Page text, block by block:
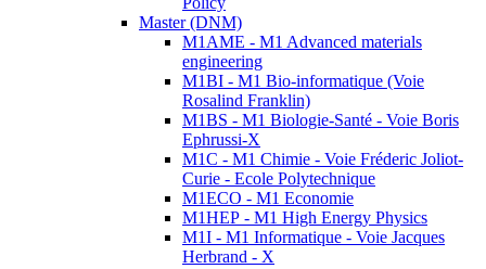
Master (DNM)
M1AME - M1 Advanced materials
engineering
M1BI - M1 Bio-informatique (Voie
Rosalind Franklin)
M1BS - M1 Biologie-Santé - Voie Boris
Ephrussi-X
M1C - M1 Chimie - Voie Fréderic Joliot-
Curie - Ecole Polytechnique
M1ECO - M1 Economie
M1HEP - M1 High Energy Physics
M1I - M1 Informatique - Voie Jacques
Herbrand - X